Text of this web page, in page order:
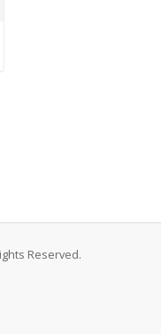
Reserved.